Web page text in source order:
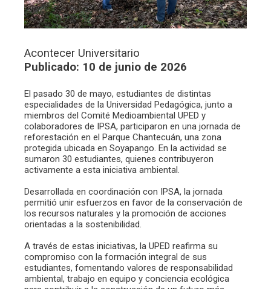
Acontecer Universitario
Publicado: 10 de junio de 2026
El pasado 30 de mayo, estudiantes de distintas
especialidades de la Universidad Pedagógica, junto a
miembros del Comité Medioambiental UPED y
colaboradores de IPSA, participaron en una jornada de
reforestación en el Parque Chantecuán, una zona
protegida ubicada en Soyapango. En la actividad se
sumaron 30 estudiantes, quienes contribuyeron
activamente a esta iniciativa ambiental.
Desarrollada en coordinación con IPSA, la jornada
permitió unir esfuerzos en favor de la conservación de
los recursos naturales y la promoción de acciones
orientadas a la sostenibilidad.
A través de estas iniciativas, la UPED reafirma su
compromiso con la formación integral de sus
estudiantes, fomentando valores de responsabilidad
ambiental, trabajo en equipo y conciencia ecológica